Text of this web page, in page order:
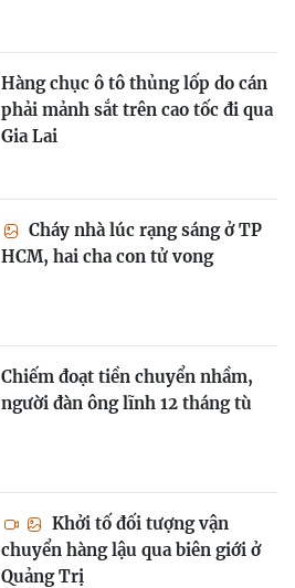
Hàng chục ô tô thủng lốp do cán
phải mảnh sắt trên cao tốc đi qua
Gia Lai
Cháy nhà lúc rạng sáng ở TP
HCM, hai cha con tử vong
Chiếm đoạt tiền chuyển nhầm,
người đàn ông lĩnh 12 tháng tù
Khởi tố đối tượng vận
chuyển hàng lậu qua biên giới ở
Quảng Trị